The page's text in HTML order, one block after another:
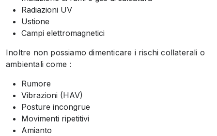
Radiazioni UV
Ustione
Campi elettromagnetici
Inoltre non possiamo dimenticare i rischi collaterali o
ambientali come :
Rumore
Vibrazioni (HAV)
Posture incongrue
Movimenti ripetitivi
Amianto